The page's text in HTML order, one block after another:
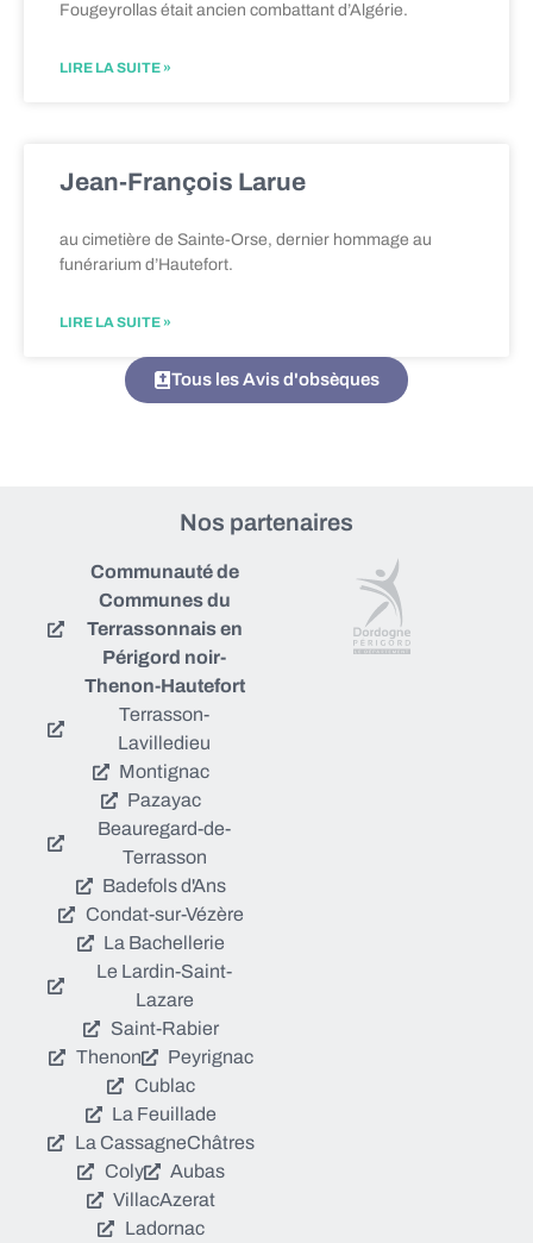
Fougeyrollas était ancien combattant d’Algérie.
LIRE LA SUITE »
Jean-François Larue
au cimetière de Sainte-Orse, dernier hommage au
funérarium d’Hautefort.
LIRE LA SUITE »
Tous les Avis d'obsèques
Nos partenaires
Communauté de
Communes du
Terrassonnais en
Périgord noir-
Thenon-Hautefort
Terrasson-
Lavilledieu
Montignac
Pazayac
Beauregard-de-
Terrasson
Badefols d'Ans
Condat-sur-Vézère
La Bachellerie
Le Lardin-Saint-
Lazare
Saint-Rabier
Thenon
Peyrignac
Cublac
La Feuillade
La CassagneChâtres
Coly
Aubas
VillacAzerat
Ladornac